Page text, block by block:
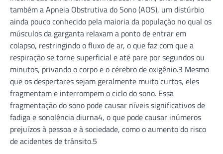
também a Apneia Obstrutiva do Sono (AOS), um distúrbio
ainda pouco conhecido pela maioria da população no qual os
músculos da garganta relaxam a ponto de entrar em
colapso, restringindo o fluxo de ar, o que faz com que a
respiração se torne superficial e até pare por segundos ou
minutos, privando o corpo e o cérebro de oxigênio.3 Mesmo
que os despertares sejam geralmente muito curtos, eles
fragmentam e interrompem o ciclo do sono. Essa
fragmentação do sono pode causar níveis significativos de
fadiga e sonolência diurna4, o que pode causar inúmeros
prejuízos à pessoa e à sociedade, como o aumento do risco
de acidentes de trânsito.5